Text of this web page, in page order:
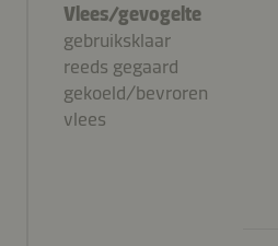
Vlees/gevogelte
gebruiksklaar
reeds gegaard
gekoeld/bevroren
vlees